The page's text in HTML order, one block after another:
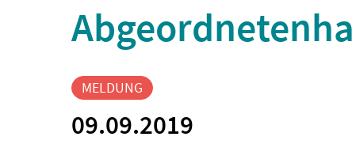
MELDUNG
09.09.2019